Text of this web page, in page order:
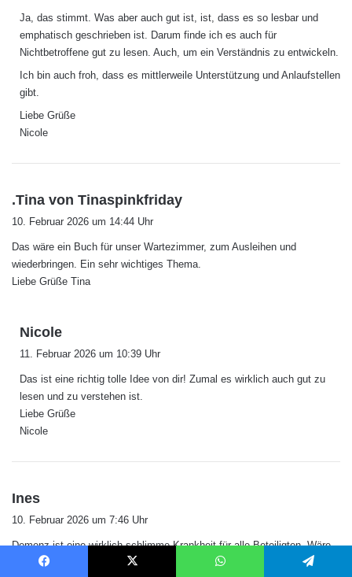
t
:
Ja, das stimmt. Was aber auch gut ist, ist, dass es so lesbar und
emphatisch geschrieben ist. Darum finde ich es auch für
Nichtbetroffene gut zu lesen. Auch, um ein Verständnis zu entwickeln.
Ich bin auch froh, dass es mittlerweile Unterstützung und Anlaufstellen
gibt.
Liebe Grüße
Nicole
.Tina von Tinaspinkfriday
t
:
10. Februar 2026 um 14:44 Uhr
Das wäre ein Buch für unser Wartezimmer, zum Ausleihen und
wiederbringen. Ein sehr wichtiges Thema.
Liebe Grüße Tina
Nicole
t
:
11. Februar 2026 um 10:39 Uhr
Das ist eine richtig tolle Idee von dir! Zumal es wirklich auch gut zu
lesen und zu verstehen ist.
Liebe Grüße
Nicole
Ines
a
t
:
10. Februar 2026 um 7:46 Uhr
Demenz ist eine wirklich schlimme Krankheit für alle Beteiligten. Wäre
meine Schwiegermutter noch nicht im Pflegeheim, würde ich es